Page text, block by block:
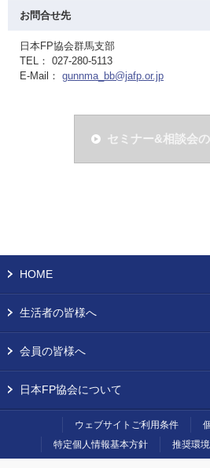
お問合せ先
日本FP協会群馬支部
TEL： 027-280-5113
E-Mail： gunnma_bb@jafp.or.jp
セミナー&相談会
HOME
生活者の皆様へ
会員の皆様へ
日本FP協会について
ウェブサイトご利用条件
特定個人情報基本方針
推奨環境